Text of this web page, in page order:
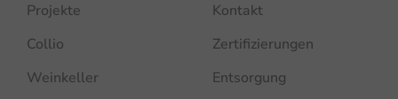
Projekte
Collio
Weinkeller
Kontakt
Zertifizierungen
Entsorgung